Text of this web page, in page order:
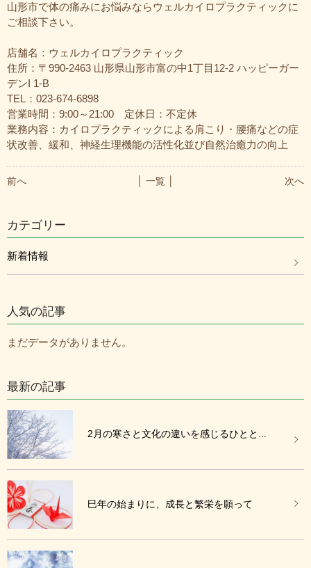
山形市で体の痛みにお悩みならウェルカイロプラクティックに
ご相談下さい。
店舗名：ウェルカイロプラクティック
住所：〒990-2463 山形県山形市富の中1丁目12-2 ハッピーガー
デンI 1-B
TEL：023-674-6898
営業時間：9:00～21:00 定休日：不定休
業務内容：カイロプラクティックによる肩こり・腰痛などの症
状改善、緩和、神経生理機能の活性化並び自然治癒力の向上
前へ 次へ
│ 一覧 │
カテゴリー
新着情報
人気の記事
まだデータがありません。
最新の記事
2月の寒さと文化の違いを感じるひとと...
巳年の始まりに、成長と繁栄を願って